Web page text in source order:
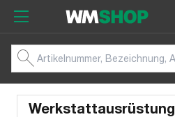
Werkstattausrüstung